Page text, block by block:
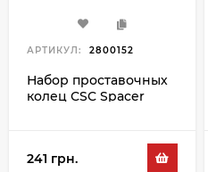
АРТИКУЛ: 2800152
Набор проставочных
колец СSC Spacer
241 грн.